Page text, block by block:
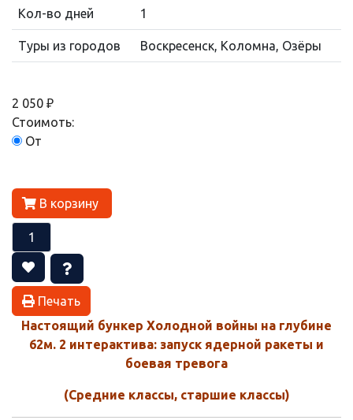
Кол-во дней 1
Туры из городов Воскресенск, Коломна, Озёры
2 050 ₽
Стоимоть:
От
В корзину
Печать
Настоящий бункер Холодной войны на глубине
62м. 2 интерактива: запуск ядерной ракеты и
боевая тревога
(Средние классы, старшие классы)